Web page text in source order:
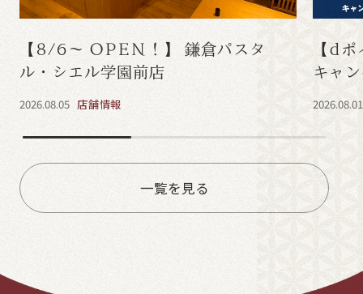
【8/6～ OPEN！】 鎌倉パスタ
ル・シエル学園前店
2026.08.05 店舗情報
【d
キャ
2026.08.01
一覧を見る